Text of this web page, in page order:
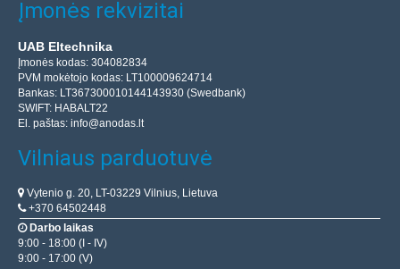
Įmonės rekvizitai
UAB Eltechnika
Įmonės kodas: 304082834
PVM mokėtojo kodas: LT100009624714
Bankas: LT367300010144143930 (Swedbank)
SWIFT: HABALT22
El. paštas: info@anodas.lt
Vilniaus parduotuvė
Vytenio g. 20, LT-03229 Vilnius, Lietuva
+370 64502448
Darbo laikas
9:00 - 18:00 (I - IV)
9:00 - 17:00 (V)